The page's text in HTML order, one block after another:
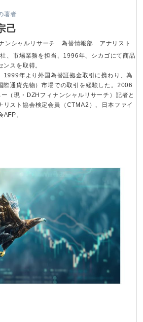
著者
己
ンシャルリサーチ 為替情報部 アナリスト
、市場業務を担当。1996年、シカゴにて商品
スを取得。
1999年より外国為替証拠金取引に携わり、為
際通貨先物）市場での取引を経験した。2006
（現・DZHフィナンシャルリサーチ）記者と
リスト協会検定会員（CTMA2）。日本ファイ
。